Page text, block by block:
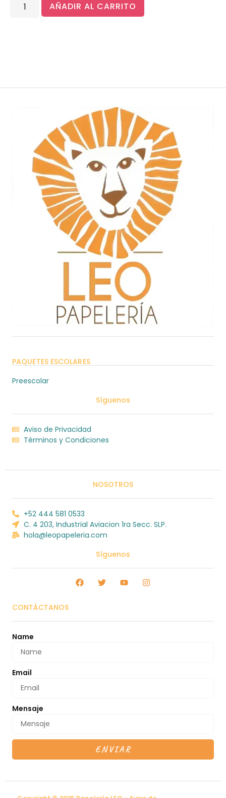
AÑADIR AL CARRITO
PAQUETES ESCOLARES
Preescolar
Síguenos
Aviso de Privacidad
Términos y Condiciones
NOSOTROS
+52 444 581 0533
C. 4 203, Industrial Aviacion 1ra Secc. SLP.
hola@leopapeleria.com
Síguenos
CONTÁCTANOS
Name
Email
Mensaje
ENVIAR